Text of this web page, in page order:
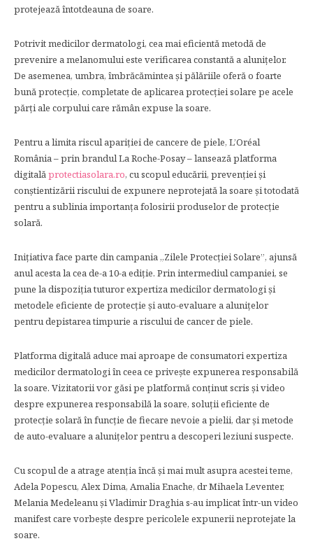
protejează întotdeauna de soare.
Potrivit medicilor dermatologi, cea mai eficientă metodă de
prevenire a melanomului este verificarea constantă a alunițelor.
De asemenea, umbra, îmbrăcămintea și pălăriile oferă o foarte
bună protecție, completate de aplicarea protecției solare pe acele
părți ale corpului care rămân expuse la soare.
Pentru a limita riscul apariției de cancere de piele, L’Oréal
România – prin brandul La Roche-Posay – lansează platforma
digitalăprotectiasolara.ro, cu scopul educării, prevenției și
conștientizării riscului de expunere neprotejată la soare și totodată
pentru a sublinia importanța folosirii produselor de protecție
solară.
Inițiativa face parte din campania „Zilele Protecției Solare”, ajunsă
anul acesta la cea de-a 10-a ediție. Prin intermediul campaniei, se
pune la dispoziția tuturor expertiza medicilor dermatologi și
metodele eficiente de protecție și auto-evaluare a alunițelor
pentru depistarea timpurie a riscului de cancer de piele.
Platforma digitală aduce mai aproape de consumatori expertiza
medicilor dermatologi în ceea ce privește expunerea responsabilă
la soare. Vizitatorii vor găsi pe platformă conținut scris și video
despre expunerea responsabilă la soare, soluții eficiente de
protecție solară în funcție de fiecare nevoie a pielii, dar și metode
de auto-evaluare a alunițelor pentru a descoperi leziuni suspecte.
Cu scopul de a atrage atenția încă și mai mult asupra acestei teme,
Adela Popescu, Alex Dima, Amalia Enache, dr Mihaela Leventer,
Melania Medeleanu și Vladimir Draghia s-au implicat într-un video
manifest care vorbește despre pericolele expunerii neprotejate la
soare.